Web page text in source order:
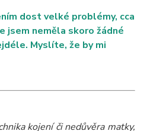
dost velké problémy, cca
jsem neměla skoro žádné
Myslíte, že by mi
kojení či nedůvěra matky,